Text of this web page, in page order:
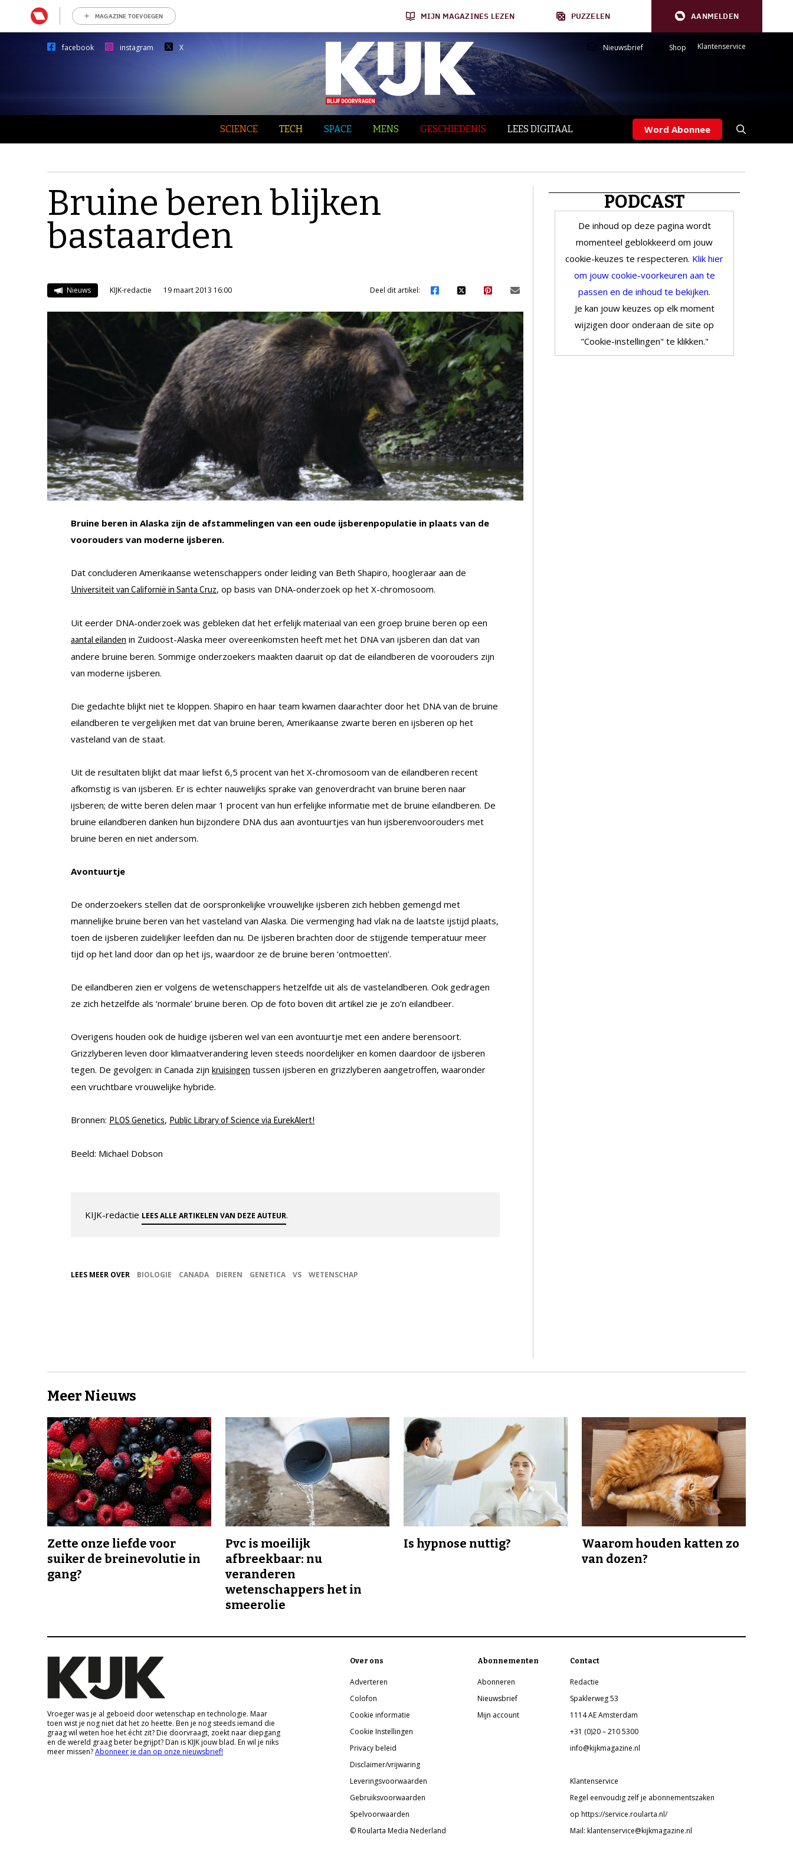
MAGAZINE TOEVOEGEN MIJN MAGAZINES LEZEN PUZZELEN AANMELDEN
facebook instagram X Nieuwsbrief Shop Klantenservice
SCIENCE TECH SPACE MENS GESCHIEDENIS LEES DIGITAAL Word Abonnee
Bruine beren blijken
bastaarden
Nieuws KIJK-redactie 19 maart 2013 16:00 Deel dit artikel:
Bruine beren in Alaska zijn de afstammelingen van een oude ijsberenpopulatie in plaats van de
voorouders van moderne ijsberen.
Dat concluderen Amerikaanse wetenschappers onder leiding van Beth Shapiro, hoogleraar aan de
Universiteit van Californië in Santa Cruz, op basis van DNA-onderzoek op het X-chromosoom.
Uit eerder DNA-onderzoek was gebleken dat het erfelijk materiaal van een groep bruine beren op een
aantal eilanden in Zuidoost-Alaska meer overeenkomsten heeft met het DNA van ijsberen dan dat van
andere bruine beren. Sommige onderzoekers maakten daaruit op dat de eilandberen de voorouders zijn
van moderne ijsberen.
Die gedachte blijkt niet te kloppen. Shapiro en haar team kwamen daarachter door het DNA van de bruine
eilandberen te vergelijken met dat van bruine beren, Amerikaanse zwarte beren en ijsberen op het
vasteland van de staat.
Uit de resultaten blijkt dat maar liefst 6,5 procent van het X-chromosoom van de eilandberen recent
afkomstig is van ijsberen. Er is echter nauwelijks sprake van genoverdracht van bruine beren naar
ijsberen; de witte beren delen maar 1 procent van hun erfelijke informatie met de bruine eilandberen. De
bruine eilandberen danken hun bijzondere DNA dus aan avontuurtjes van hun ijsberenvoorouders met
bruine beren en niet andersom.
Avontuurtje
De onderzoekers stellen dat de oorspronkelijke vrouwelijke ijsberen zich hebben gemengd met
mannelijke bruine beren van het vasteland van Alaska. Die vermenging had vlak na de laatste ijstijd plaats,
toen de ijsberen zuidelijker leefden dan nu. De ijsberen brachten door de stijgende temperatuur meer
tijd op het land door dan op het ijs, waardoor ze de bruine beren ‘ontmoetten’.
De eilandberen zien er volgens de wetenschappers hetzelfde uit als de vastelandberen. Ook gedragen
ze zich hetzelfde als ‘normale’ bruine beren. Op de foto boven dit artikel zie je zo’n eilandbeer.
Overigens houden ook de huidige ijsberen wel van een avontuurtje met een andere berensoort.
Grizzlyberen leven door klimaatverandering leven steeds noordelijker en komen daardoor de ijsberen
tegen. De gevolgen: in Canada zijn kruisingen tussen ijsberen en grizzlyberen aangetroffen, waaronder
een vruchtbare vrouwelijke hybride.
Bronnen: PLOS Genetics, Public Library of Science via EurekAlert!
Beeld: Michael Dobson
KIJK-redactie LEES ALLE ARTIKELEN VAN DEZE AUTEUR.
LEES MEER OVER BIOLOGIE CANADA DIEREN GENETICA VS WETENSCHAP
PODCAST
De inhoud op deze pagina wordt
momenteel geblokkeerd om jouw
cookie-keuzes te respecteren. Klik hier
om jouw cookie-voorkeuren aan te
passen en de inhoud te bekijken.
Je kan jouw keuzes op elk moment
wijzigen door onderaan de site op
"Cookie-instellingen" te klikken."
Meer Nieuws
Zette onze liefde voor
suiker de breinevolutie in
gang?
Pvc is moeilijk
afbreekbaar: nu
veranderen
wetenschappers het in
smeerolie
Is hypnose nuttig?
Waarom houden katten zo
van dozen?
Vroeger was je al geboeid door wetenschap en technologie. Maar
toen wist je nog niet dat het zo heette. Ben je nog steeds iemand die
graag wil weten hoe het écht zit? Die doorvraagt, zoekt naar diepgang
en de wereld graag beter begrijpt? Dan is KIJK jouw blad. En wil je niks
meer missen?Abonneer je dan op onze nieuwsbrief!
Over ons
Adverteren
Colofon
Cookie informatie
Cookie Instellingen
Privacy beleid
Disclaimer/vrijwaring
Leveringsvoorwaarden
Gebruiksvoorwaarden
Spelvoorwaarden
© Roularta Media Nederland
Abonnementen
Abonneren
Nieuwsbrief
Mijn account
Contact
Redactie
Spaklerweg 53
1114 AE Amsterdam
+31 (0)20 – 210 5300
info@kijkmagazine.nl
Klantenservice
Regel eenvoudig zelf je abonnementszaken
op https://service.roularta.nl/
Mail: klantenservice@kijkmagazine.nl